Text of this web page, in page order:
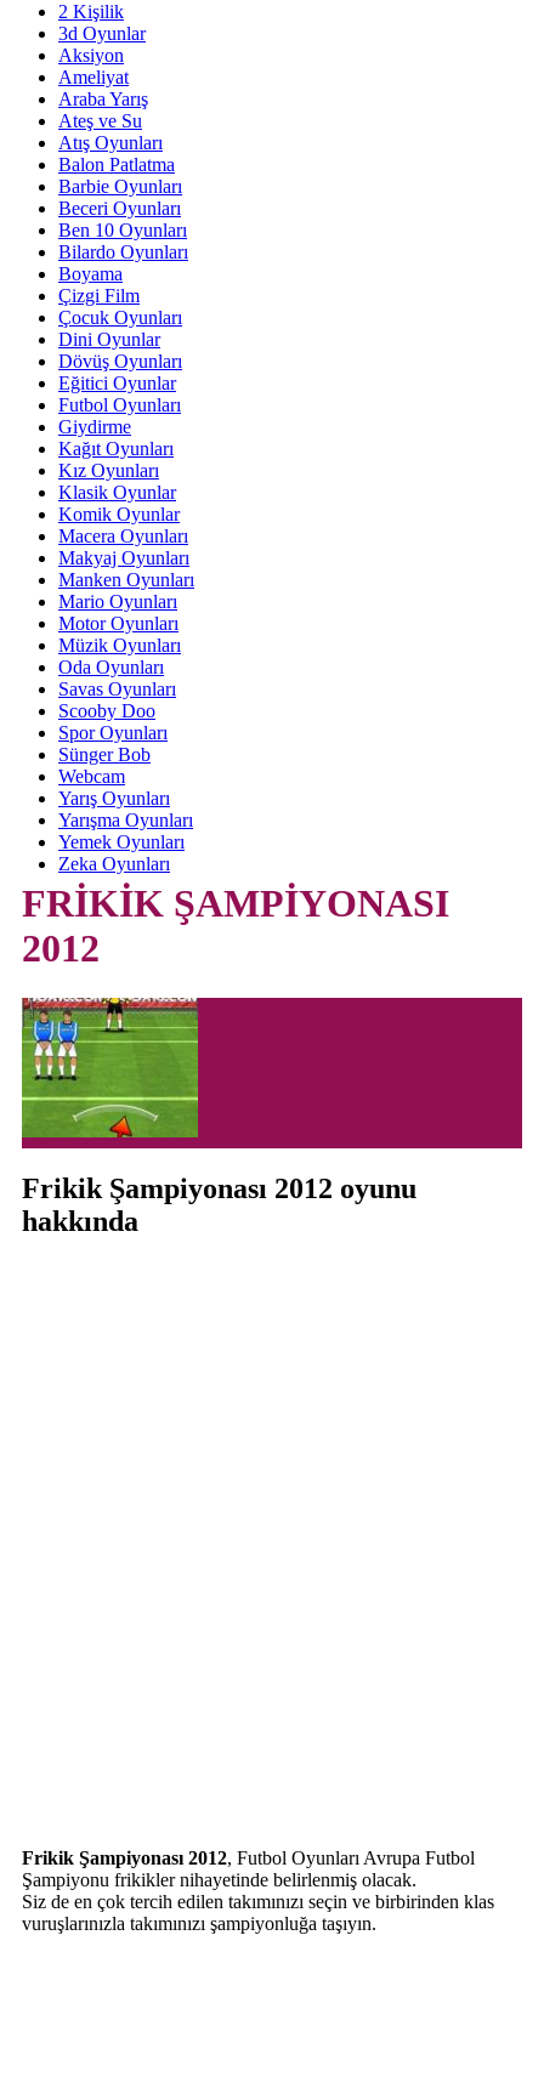
2 Kişilik
3d Oyunlar
Aksiyon
Ameliyat
Araba Yarış
Ateş ve Su
Atış Oyunları
Balon Patlatma
Barbie Oyunları
Beceri Oyunları
Ben 10 Oyunları
Bilardo Oyunları
Boyama
Çizgi Film
Çocuk Oyunları
Dini Oyunlar
Dövüş Oyunları
Eğitici Oyunlar
Futbol Oyunları
Giydirme
Kağıt Oyunları
Kız Oyunları
Klasik Oyunlar
Komik Oyunlar
Macera Oyunları
Makyaj Oyunları
Manken Oyunları
Mario Oyunları
Motor Oyunları
Müzik Oyunları
Oda Oyunları
Savas Oyunları
Scooby Doo
Spor Oyunları
Sünger Bob
Webcam
Yarış Oyunları
Yarışma Oyunları
Yemek Oyunları
Zeka Oyunları
FRİKİK ŞAMPİYONASI
2012
Frikik Şampiyonası 2012 oyunu
hakkında
Frikik Şampiyonası 2012, Futbol Oyunları Avrupa Futbol
Şampiyonu frikikler nihayetinde belirlenmiş olacak.
Siz de en çok tercih edilen takımınızı seçin ve birbirinden klas
vuruşlarınızla takımınızı şampiyonluğa taşıyın.